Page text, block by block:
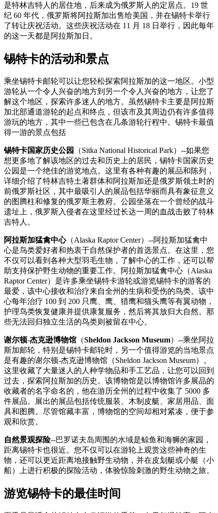
是特林吉特人的居住地，后来成为俄罗斯人的定居点。19 世
纪 60 年代，俄罗斯将阿拉斯加出售给美国，并在锡特卡举行
了转让庆祝活动。这些庆祝活动在 11 月 18 日举行，因此每年
的这一天都是阿拉斯加日。
锡特卡的活动和景点
乘坐锡特卡邮轮可以让您轻松探索阿拉斯加的这一地区。小型
游轮从一个令人兴奋的地方到另一个令人兴奋的地方，让您了
解这个地区，探索许多迷人的地方。虽然锡特卡主要是阿拉斯
加北部通道游轮的起点和终点，但该市及其周边仍有许多值得
游玩的地方，其中一些已包含在几条游轮行程中。锡特卡最值
得一游的景点包括
锡特卡国家历史公园
（Sitka National Historical Park）--如果您
想更多地了解该地区的过去和历史上的居民，锡特卡国家历史
公园是一个绝佳的游览地点。这里有各种有趣的展品和陈列，
详细介绍了特林吉特土著群体和阿拉斯加还是俄罗斯领土时的
前俄罗斯社区，其中最吸引人的展品包括华丽而具有象征意义
的图腾柱和修复的俄罗斯主教府。公园坐落在一个曾经的战斗
遗址上，俄罗斯入侵者在这里经过长达一周的血战击败了特林
吉特人。
阿拉斯加猛禽中心（Alaska Raptor Center）--阿拉斯加猛禽中
心是鸟类爱好者和热衷于自然保护者的首选景点。在这里，您
不仅可以看到各种大型羽毛生物，了解中心的工作，还可以帮
助支持保护野生动物的重要工作。阿拉斯加猛禽中心（Alaska
Raptor Center）是许多乘坐锡特卡游轮或游览锡特卡的游客的
最爱，该中心接收和治疗来自全州的生病和受伤的鸟类。该中
心每年治疗 100 到 200 只鹰、鹰、猎鹰和猫头鹰等有翼动物，
护理鸟类恢复健康并提供康复服务，然后将其放归大自然。那
些无法回归独立生活的鸟类则被留在中心。
谢尔顿-杰克逊博物馆 （Sheldon Jackson Museum）--乘坐阿拉
斯加邮轮，特别是锡特卡邮轮时，另一个值得游览的当地景点
是有趣的谢尔顿-杰克逊博物馆（Sheldon Jackson Museum）。
这里收藏了大量迷人的人种学物品和手工艺品，让您可以回到
过去，探索阿拉斯加的历史。该博物馆是以博物馆许多展品的
收藏者的名字命名的，他在游历全州的过程中收集了 5000 多
件展品。展出的展品包括传统服装、木制皮艇、家居用品、面
具和图腾。尽管馆藏丰富，博物馆的空间却相对紧凑，便于参
观和欣赏。
自然景观探险--巴罗诺夫岛周围的水域是鲸鱼和海狮的家园，
距离锡特卡也很近。您不仅可以在游轮上观赏这些神奇的生
物，还可以更近距离地接触野生动物，并在皮划艇或小艇（小
船）上进行积极的探险活动，体验惊险刺激的野生动物之旅。
游览锡特卡的最佳时间